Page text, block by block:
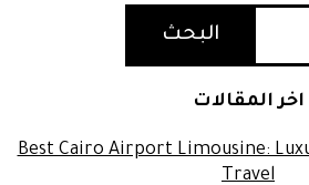
البحث
اخر المقالات
Best Cairo Airport Limousine:
Travel